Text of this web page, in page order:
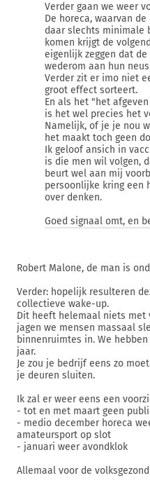
Verder gaan we weer
De horeca, waarvan
daar slechts minimale
komen krijgt de
eigenlijk zeggen dat
wederom aan hun
Verder zit er imo niet
groot effect sorteert.
En als het "het
is het wel precies het
Namelijk, of je je nou
het maakt toch geen
Ik geloof ansich in
is die men wil volgen,
beurt wel aan mij
persoonlijke kring een
over denken.
Goed signaal omt, en
Robert Malone, de man is
Verder: hopelijk resulteren
collectieve wake-up.
Dit heeft helemaal niets met
jagen we mensen massaal
binnenruimtes in. We
jaar.
Je zou je bedrijf eens zo
je deuren sluiten.
Ik zal er weer eens een
- tot en met maart geen
- medio december horeca
amateursport op slot
- januari weer avondklok
Allemaal voor de